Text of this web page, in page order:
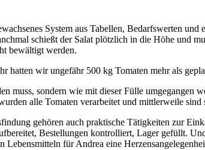
System aus Tabellen, Bedarfswerten
schießt der Salat plötzlich in die Höhe und
bewältigt werden.
hatten wir ungefähr 500 kg Tomaten mehr als
muss, sondern wie mit dieser Fülle
alle Tomaten verarbeitet und mittlerweile sind
gehören auch praktische Tätigkeiten zur
Bestellungen kontrolliert, Lager gefüllt.
für Andrea eine